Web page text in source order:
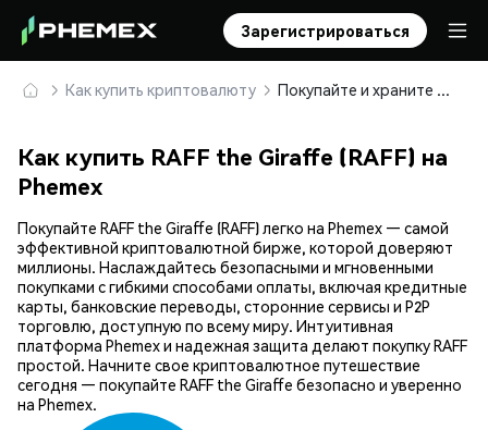
Зарегистрироваться
Как купить криптовалюту Покупайте и храните RAFF the Giraffe (RAFF) безопасно
Как купить RAFF the Giraffe (RAFF) на
Phemex
Покупайте RAFF the Giraffe (RAFF) легко на Phemex — самой
эффективной криптовалютной бирже, которой доверяют
миллионы. Наслаждайтесь безопасными и мгновенными
покупками с гибкими способами оплаты, включая кредитные
карты, банковские переводы, сторонние сервисы и P2P
торговлю, доступную по всему миру. Интуитивная
платформа Phemex и надежная защита делают покупку RAFF
простой. Начните свое криптовалютное путешествие
сегодня — покупайте RAFF the Giraffe безопасно и уверенно
на Phemex.